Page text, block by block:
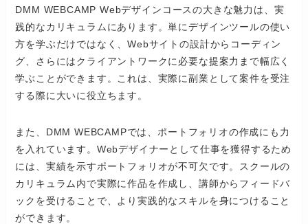
DMM WEBCAMP Webデザインコースの大きな魅力は、実
践的なカリキュラムにあります。単にデザインツールの使い
方を学ぶだけではなく、Webサイトの設計からコーディン
グ、さらにはクライアントワークに必要な提案力まで幅広く
学ぶことができます。これは、実際に副業として案件を受注
する際に大いに役立ちます。
また、DMM WEBCAMPでは、ポートフォリオの作成にも力
を入れています。Webデザイナーとして仕事を獲得するため
には、実績を示すポートフォリオが不可欠です。スクールの
カリキュラム内で実際に作品を作成し、講師からフィードバ
ックを受けることで、より実践的なスキルを身につけること
ができます。